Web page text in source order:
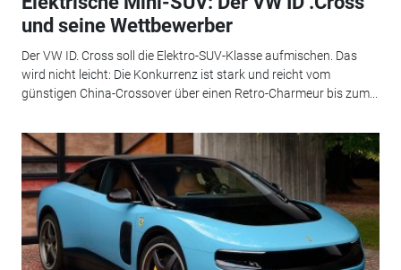
und seine Wettbewerber
Der VW ID. Cross soll die Elektro-SUV-Klasse aufmischen. Das
wird nicht leicht: Die Konkurrenz ist stark und reicht vom
günstigen China-Crossover über einen Retro-Charmeur bis zum...